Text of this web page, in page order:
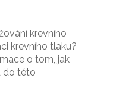
krevního
krevního tlaku?
o tom, jak
do této